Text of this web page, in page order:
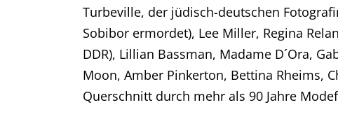
Turbeville, der jüdisch-deutschen
Sobibor ermordet), Lee Miller, Regina
DDR), Lillian Bassman, Madame D´Ora,
Moon, Amber Pinkerton, Bettina Rheims,
Querschnitt durch mehr als 90 Jahre